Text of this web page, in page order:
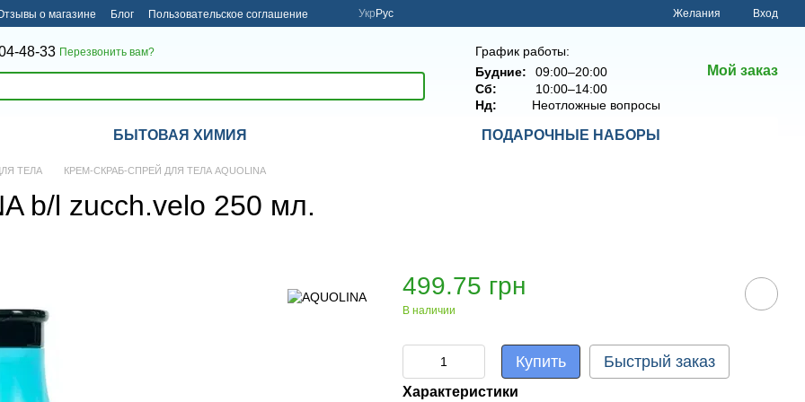
о магазине Блог Пользовательское соглашение Укр Рус Желания Вход
48-33 Перезвонить вам?
График работы:
Будние:
09:00–20:00
Сб:
10:00–14:00
Нд:
Неотложные вопросы
Мой заказ
БЫТОВАЯ ХИМИЯ ПОДАРОЧНЫЕ НАБОРЫ
ТЕЛА КРЕМ-СКРАБ-СПРЕЙ ДЛЯ ТЕЛА AQUOLINA
b/l zucch.velo 250 мл.
499.75 грн
В наличии
Купить Быстрый заказ
Характеристики